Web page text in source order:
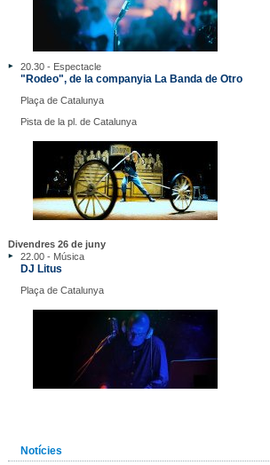
20.30 - Espectacle
"Rodeo", de la companyia La Banda de Otro
Plaça de Catalunya
Pista de la pl. de Catalunya
Divendres 26 de juny
22.00 - Música
DJ Litus
Plaça de Catalunya
Notícies